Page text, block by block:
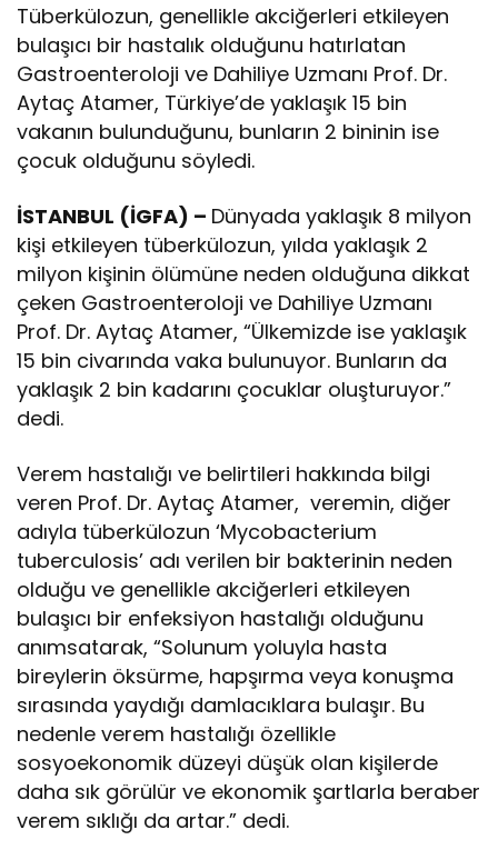
Tüberkülozun, genellikle akciğerleri etkileyen
bulaşıcı bir hastalık olduğunu hatırlatan
Gastroenteroloji ve Dahiliye Uzmanı Prof. Dr.
Aytaç Atamer, Türkiye’de yaklaşık 15 bin
vakanın bulunduğunu, bunların 2 bininin ise
çocuk olduğunu söyledi.
İSTANBUL (İGFA) – Dünyada yaklaşık 8 milyon
kişi etkileyen tüberkülozun, yılda yaklaşık 2
milyon kişinin ölümüne neden olduğuna dikkat
çeken Gastroenteroloji ve Dahiliye Uzmanı
Prof. Dr. Aytaç Atamer, “Ülkemizde ise yaklaşık
15 bin civarında vaka bulunuyor. Bunların da
yaklaşık 2 bin kadarını çocuklar oluşturuyor.”
dedi.
Verem hastalığı ve belirtileri hakkında bilgi
veren Prof. Dr. Aytaç Atamer, veremin, diğer
adıyla tüberkülozun ‘Mycobacterium
tuberculosis’ adı verilen bir bakterinin neden
olduğu ve genellikle akciğerleri etkileyen
bulaşıcı bir enfeksiyon hastalığı olduğunu
anımsatarak, “Solunum yoluyla hasta
bireylerin öksürme, hapşırma veya konuşma
sırasında yaydığı damlacıklara bulaşır. Bu
nedenle verem hastalığı özellikle
sosyoekonomik düzeyi düşük olan kişilerde
daha sık görülür ve ekonomik şartlarla beraber
verem sıklığı da artar.” dedi.